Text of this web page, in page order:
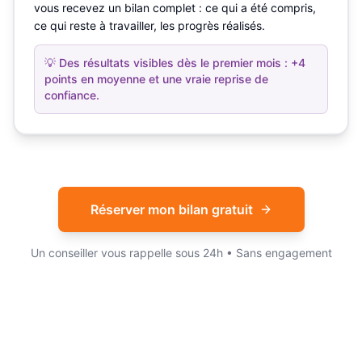
vous recevez un bilan complet : ce qui a été compris,
ce qui reste à travailler, les progrès réalisés.
💡 Des résultats visibles dès le premier mois : +4
points en moyenne et une vraie reprise de
confiance.
Réserver mon bilan gratuit
Un conseiller vous rappelle sous 24h • Sans engagement